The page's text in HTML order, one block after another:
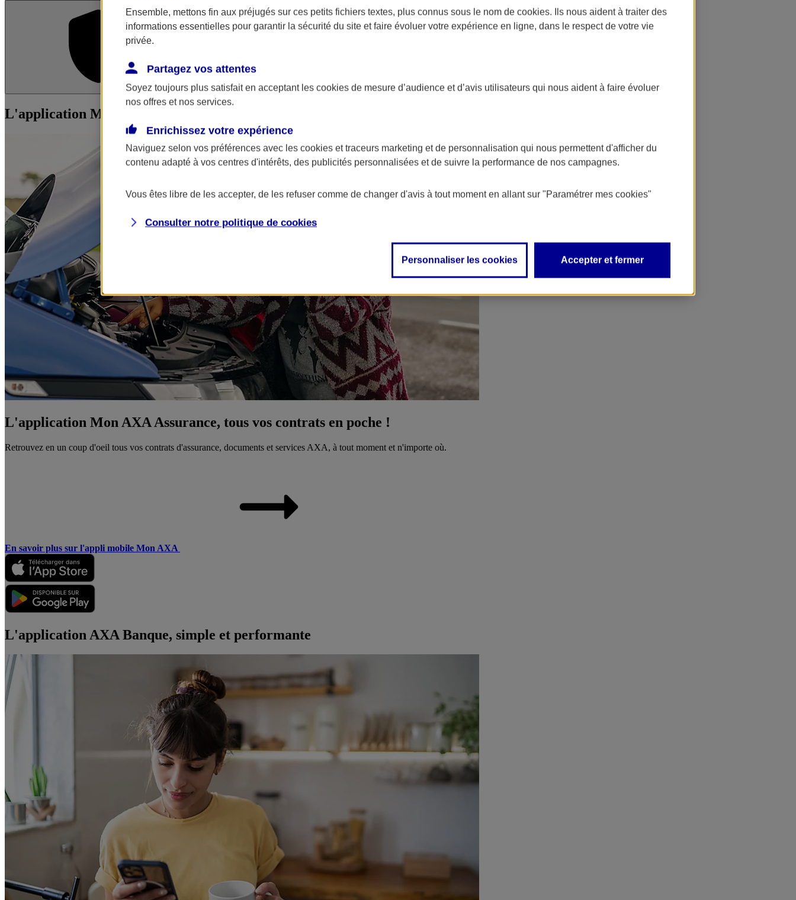
L'application Mon AXA Assurance L'application AXA Banque
L'application Mon AXA Assurance, tous vos contrats en poche !
L'application Mon AXA Assurance, tous vos contrats en poche !
Retrouvez en un coup d'oeil tous vos contrats d'assurance, documents et services AXA, à tout moment et n'importe où.
En savoir plus sur l'appli mobile Mon AXA
L'application AXA Banque, simple et performante
Ensemble, mettons fin aux préjugés sur ces petits fichiers textes, plus connus sous le nom de cookies. Ils nous aident à traiter des
informations essentielles pour garantir la sécurité du site et faire évoluer votre expérience en ligne, dans le respect de votre vie
privée.
Partagez vos attentes
Soyez toujours plus satisfait en acceptant les cookies de mesure d’audience et d’avis utilisateurs qui nous aident à faire évoluer
nos offres et nos services.
Enrichissez votre expérience
Naviguez selon vos préférences avec les cookies et traceurs marketing et de personnalisation qui nous permettent d'afficher du
contenu adapté à vos centres d'intérêts, des publicités personnalisées et de suivre la performance de nos campagnes.
Vous êtes libre de les accepter, de les refuser comme de changer d'avis à tout moment en allant sur "Paramétrer mes cookies"
Consulter notre politique de cookies
Personnaliser les cookies Accepter et fermer